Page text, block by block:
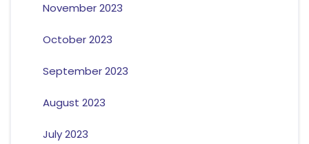
November 2023
October 2023
September 2023
August 2023
July 2023